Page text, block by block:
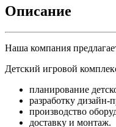
Описание
Наша компания
Детский игровой
планирование
разработку дизайн-
производство
доставку и монтаж.